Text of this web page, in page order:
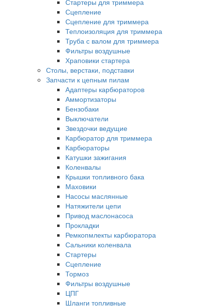
Стартеры для триммера
Сцепление
Сцепление для триммера
Теплоизоляция для триммера
Труба с валом для триммера
Фильтры воздушные
Храповики стартера
Столы, верстаки, подставки
Запчасти к цепным пилам
Адаптеры карбюраторов
Аммортизаторы
Бензобаки
Выключатели
Звездочки ведущие
Карбюратор для триммера
Карбюраторы
Катушки зажигания
Коленвалы
Крышки топливного бака
Маховики
Насосы маслянные
Натяжители цепи
Привод маслонасоса
Прокладки
Ремкопмлекты карбюратора
Сальники коленвала
Стартеры
Сцепление
Тормоз
Фильтры воздушные
ЦПГ
Шланги топливные